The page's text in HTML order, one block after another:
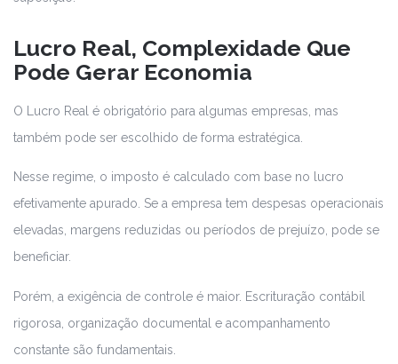
Lucro Real, Complexidade Que
Pode Gerar Economia
O Lucro Real é obrigatório para algumas empresas, mas
também pode ser escolhido de forma estratégica.
Nesse regime, o imposto é calculado com base no lucro
efetivamente apurado. Se a empresa tem despesas operacionais
elevadas, margens reduzidas ou períodos de prejuízo, pode se
beneficiar.
Porém, a exigência de controle é maior. Escrituração contábil
rigorosa, organização documental e acompanhamento
constante são fundamentais.